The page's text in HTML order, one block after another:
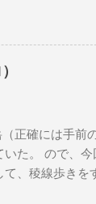
からない結果
した。 2024年
した。そちら
麻酔の体への
んでした。
の上にのっかて
ったり、キャ
正確には手前
いた。 ので、
、稜線歩きを